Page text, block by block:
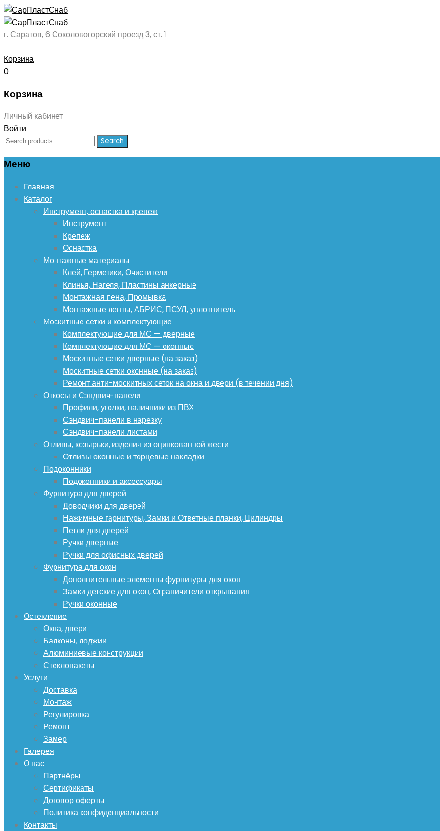
г. Саратов, 6 Соколовогорский проезд 3, ст. 1
Корзина
0
Корзина
Личный кабинет
Войти
Search
Search
Меню
Skip
content
Главная
Каталог
Инструмент, оснастка и крепеж
Инструмент
Крепеж
Оснастка
Монтажные материалы
Клей, Герметики, Очистители
Клинья, Нагеля, Пластины анкерные
Монтажная пена, Промывка
Монтажные ленты, АБРИС, ПСУЛ, уплотнитель
Москитные сетки и комплектующие
Комплектующие для МС — дверные
Комплектующие для МС — оконные
Москитные сетки дверные (на заказ)
Москитные сетки оконные (на заказ)
Ремонт анти-москитных сеток на окна и двери (в течении дня)
Откосы и Сэндвич-панели
Профили, уголки, наличники из ПВХ
Сэндвич-панели в нарезку
Сэндвич-панели листами
Отливы, козырьки, изделия из оцинкованной жести
Отливы оконные и торцевые накладки
Подоконники
Подоконники и аксессуары
Фурнитура для дверей
Доводчики для дверей
Нажимные гарнитуры, Замки и Ответные планки, Цилиндры
Петли для дверей
Ручки дверные
Ручки для офисных дверей
Фурнитура для окон
Дополнительные элементы фурнитуры для окон
Замки детские для окон, Ограничители открывания
Ручки оконные
Остекление
Окна, двери
Балконы, лоджии
Алюминиевые конструкции
Стеклопакеты
Услуги
Доставка
Монтаж
Регулировка
Ремонт
Замер
Галерея
О нас
Партнёры
Сертификаты
Договор оферты
Политика конфиденциальности
Контакты